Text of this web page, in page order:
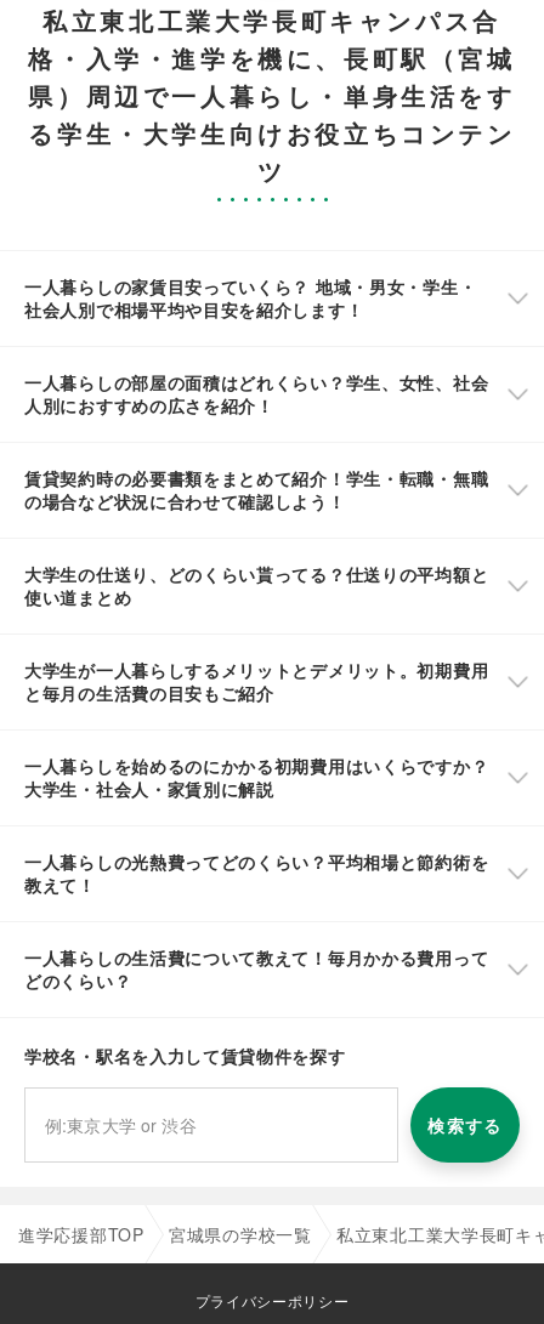
私立東北工業大学長町キャンパス合
格・入学・進学を機に、長町駅（宮城
県）周辺で一人暮らし・単身生活をす
る学生・大学生向けお役立ちコンテン
ツ
一人暮らしの家賃目安っていくら？ 地域・男女・学生・
社会人別で相場平均や目安を紹介します！
一人暮らしの部屋の面積はどれくらい？学生、女性、社会
人別におすすめの広さを紹介！
賃貸契約時の必要書類をまとめて紹介！学生・転職・無職
の場合など状況に合わせて確認しよう！
大学生の仕送り、どのくらい貰ってる？仕送りの平均額と
使い道まとめ
大学生が一人暮らしするメリットとデメリット。初期費用
と毎月の生活費の目安もご紹介
一人暮らしを始めるのにかかる初期費用はいくらですか？
大学生・社会人・家賃別に解説
一人暮らしの光熱費ってどのくらい？平均相場と節約術を
教えて！
一人暮らしの生活費について教えて！毎月かかる費用って
どのくらい？
学校名・駅名を入力して賃貸物件を探す
検索する
進学応援部TOP 宮城県の学校一覧 私立東北工業大学長町キ
プライバシーポリシー